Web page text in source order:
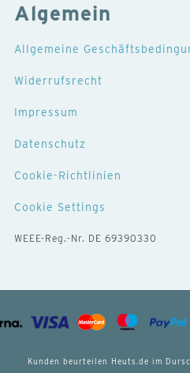
Algemein
Allgemeine
Widerrufsrecht
Impressum
Datenschutz
Cookie-Richtlinien
Cookie Settings
WEEE-Reg.-Nr. DE 69390330
Kunden beurteilen Heuts.de im